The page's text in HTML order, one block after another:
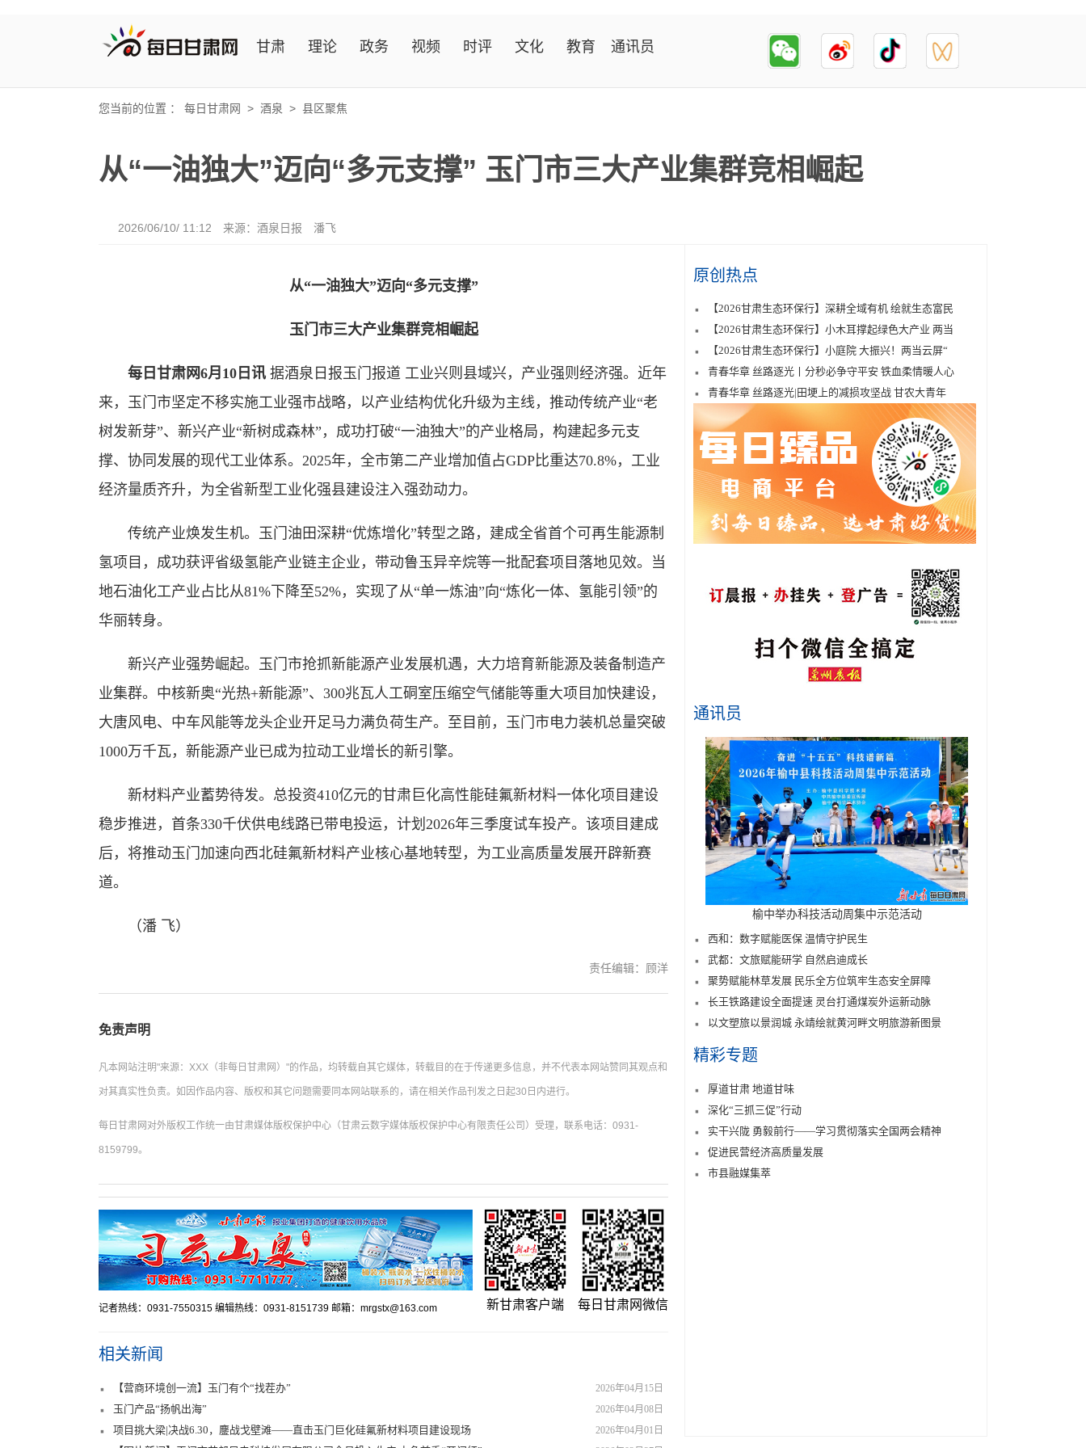
甘肃 理论 政务 视频 时评 文化 教育 通讯员
您当前的位置 ： 每日甘肃网 > 酒泉 > 县区聚焦
从“一油独大”迈向“多元支撑” 玉门市三大产业集群竞相崛起
2026/06/10/ 11:12 来源：酒泉日报 潘飞
从“一油独大”迈向“多元支撑”
玉门市三大产业集群竞相崛起
每日甘肃网6月10日讯 据酒泉日报玉门报道 工业兴则县域兴，产业强则经济强。近年
来，玉门市坚定不移实施工业强市战略，以产业结构优化升级为主线，推动传统产业“老
树发新芽”、新兴产业“新树成森林”，成功打破“一油独大”的产业格局，构建起多元支
撑、协同发展的现代工业体系。2025年，全市第二产业增加值占GDP比重达70.8%，工业
经济量质齐升，为全省新型工业化强县建设注入强劲动力。
传统产业焕发生机。玉门油田深耕“优炼增化”转型之路，建成全省首个可再生能源制
氢项目，成功获评省级氢能产业链主企业，带动鲁玉异辛烷等一批配套项目落地见效。当
地石油化工产业占比从81%下降至52%，实现了从“单一炼油”向“炼化一体、氢能引领”的
华丽转身。
新兴产业强势崛起。玉门市抢抓新能源产业发展机遇，大力培育新能源及装备制造产
业集群。中核新奥“光热+新能源”、300兆瓦人工硐室压缩空气储能等重大项目加快建设，
大唐风电、中车风能等龙头企业开足马力满负荷生产。至目前，玉门市电力装机总量突破
1000万千瓦，新能源产业已成为拉动工业增长的新引擎。
新材料产业蓄势待发。总投资410亿元的甘肃巨化高性能硅氟新材料一体化项目建设
稳步推进，首条330千伏供电线路已带电投运，计划2026年三季度试车投产。该项目建成
后，将推动玉门加速向西北硅氟新材料产业核心基地转型，为工业高质量发展开辟新赛
道。
（潘 飞）
责任编辑：顾洋
免责声明
凡本网站注明"来源：XXX（非每日甘肃网）"的作品，均转载自其它媒体，转载目的在于传递更多信息，并不代表本网站赞同其观点和
对其真实性负责。如因作品内容、版权和其它问题需要同本网站联系的，请在相关作品刊发之日起30日内进行。
每日甘肃网对外版权工作统一由甘肃媒体版权保护中心（甘肃云数字媒体版权保护中心有限责任公司）受理，联系电话：0931-
8159799。
记者热线：0931-7550315 编辑热线：0931-8151739 邮箱：mrgstx@163.com 新甘肃客户端 每日甘肃网微信
相关新闻
2026年04月15日
【营商环境创一流】玉门有个“找茬办”
2026年04月08日
玉门产品“扬帆出海”
2026年04月01日
项目挑大梁|决战6.30，鏖战戈壁滩——直击玉门巨化硅氟新材料项目建设现场
原创热点
【2026甘肃生态环保行】深耕全域有机 绘就生态富民
【2026甘肃生态环保行】小木耳撑起绿色大产业 两当
【2026甘肃生态环保行】小庭院 大振兴！两当云屏“
青春华章 丝路逐光丨分秒必争守平安 铁血柔情暖人心
青春华章 丝路逐光|田埂上的减损攻坚战 甘农大青年
通讯员
榆中举办科技活动周集中示范活动
西和：数字赋能医保 温情守护民生
武都：文旅赋能研学 自然启迪成长
聚势赋能林草发展 民乐全方位筑牢生态安全屏障
长王铁路建设全面提速 灵台打通煤炭外运新动脉
以文塑旅以景润城 永靖绘就黄河畔文明旅游新图景
精彩专题
厚道甘肃 地道甘味
深化“三抓三促”行动
实干兴陇 勇毅前行——学习贯彻落实全国两会精神
促进民营经济高质量发展
市县融媒集萃